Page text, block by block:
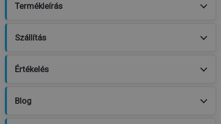
Termékleírás
Szállítás
Értékelés
Blog